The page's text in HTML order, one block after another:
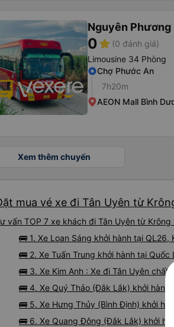
Nguyên Phương
0star (0 đánh giá)
Limousine 34 Phòng
Chợ Phước An
7h20m
AEON Mall Bình
Xem thêm chuyến
mua vé xe đi Tân Uyên từ
vấn TOP 7 xe khách đi Tân Uyên từ
🚌 1. Xe Loan Sáng khởi hành tại QL26,
🚌 2. Xe Tuấn Trung khởi hành tại Quốc
🚌 3. Xe Kim Anh : Xe đi Tân Uyên chất
🚌 4. Xe Quý Thảo (Đắk Lắk) khởi
🚌 5. Xe Hưng Thủy (Bình Định) khởi
🚌 6. Xe Quang Đông (Đắk Lắk) khởi